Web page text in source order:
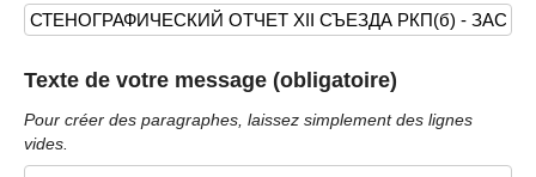
Texte de votre message (obligatoire)
Pour créer des paragraphes, laissez simplement des lignes
vides.